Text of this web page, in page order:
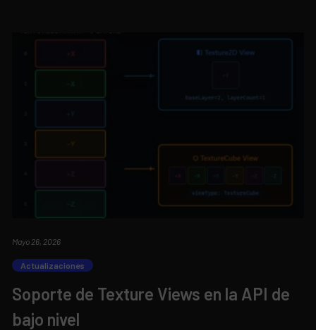
Mayo 26, 2026
Actualizaciones
Soporte de Texture Views en la API de
bajo nivel